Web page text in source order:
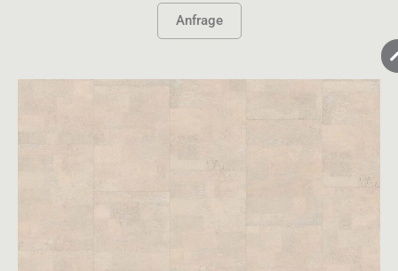
Anfrage